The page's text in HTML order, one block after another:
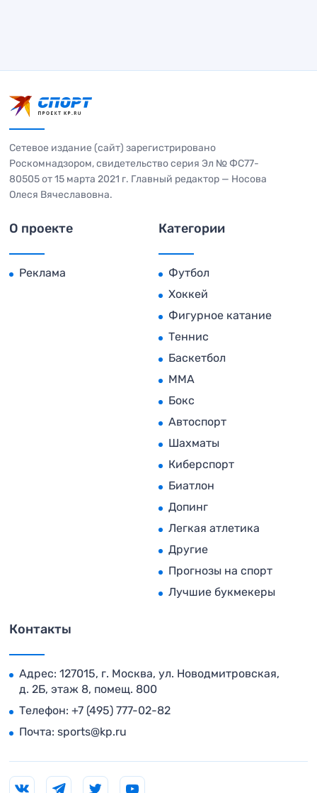
Сетевое издание (сайт) зарегистрировано
Роскомнадзором, свидетельство серия Эл № ФС77-
80505 от 15 марта 2021 г. Главный редактор — Носова
Олеся Вячеславовна.
О проекте
Реклама
Категории
Футбол
Хоккей
Фигурное катание
Теннис
Баскетбол
MMA
Бокс
Автоспорт
Шахматы
Киберспорт
Биатлон
Допинг
Легкая атлетика
Другие
Прогнозы на спорт
Лучшие букмекеры
Контакты
Адрес: 127015, г. Москва, ул. Новодмитровская,
д. 2Б, этаж 8, помещ. 800
Телефон: +7 (495) 777-02-82
Почта: sports@kp.ru